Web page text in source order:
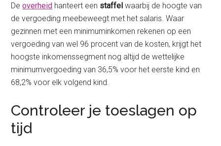
Deoverheid hanteert een staffelwaarbij de hoogte van
de vergoeding meebeweegt met het salaris. Waar
gezinnen met een minimuminkomen rekenen op een
vergoeding van wel 96 procent van de kosten, krijgt het
hoogste inkomenssegment nog altijd de wettelijke
minimumvergoeding van 36,5% voor het eerste kind en
68,2% voor elk volgend kind.
Controleer je toeslagen op
tijd